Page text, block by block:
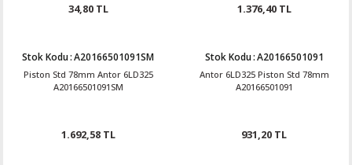
34,80 TL 1.376,40 TL
Stok Kodu:A20166501091SM
Piston Std 78mm Antor 6LD325
A20166501091SM
1.692,58 TL
Stok Kodu:A20166501091
Antor 6LD325 Piston Std 78mm
A20166501091
931,20 TL